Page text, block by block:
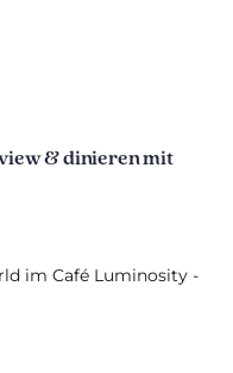
& dinieren mit